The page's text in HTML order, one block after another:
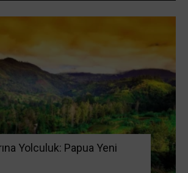
Yolculuk: Papua Yeni